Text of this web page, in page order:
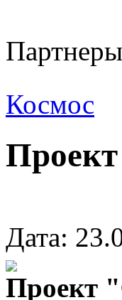
Партнеры
Космос
Дата:
Проект